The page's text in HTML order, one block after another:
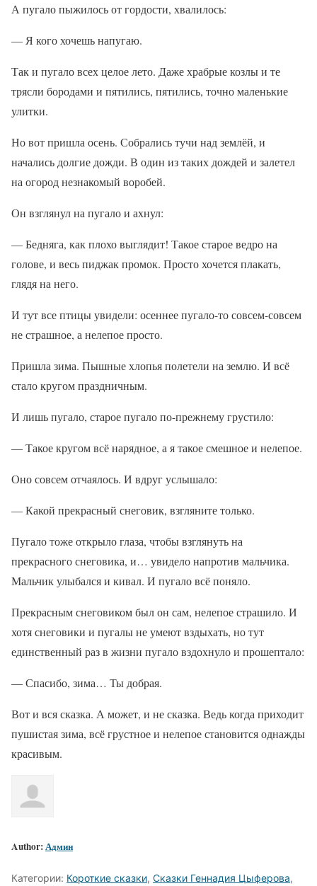
А пугало пыжилось от гордости, хвалилось:
— Я кого хочешь напугаю.
Так и пугало всех целое лето. Даже храбрые козлы и те
трясли бородами и пятились, пятились, точно маленькие
улитки.
Но вот пришла осень. Собрались тучи над землёй, и
начались долгие дожди. В один из таких дождей и залетел
на огород незнакомый воробей.
Он взглянул на пугало и ахнул:
— Бедняга, как плохо выглядит! Такое старое ведро на
голове, и весь пиджак промок. Просто хочется плакать,
глядя на него.
И тут все птицы увидели: осеннее пугало-то совсем-совсем
не страшное, а нелепое просто.
Пришла зима. Пышные хлопья полетели на землю. И всё
стало кругом праздничным.
И лишь пугало, старое пугало по-прежнему грустило:
— Такое кругом всё нарядное, а я такое смешное и нелепое.
Оно совсем отчаялось. И вдруг услышало:
— Какой прекрасный снеговик, взгляните только.
Пугало тоже открыло глаза, чтобы взглянуть на
прекрасного снеговика, и… увидело напротив мальчика.
Мальчик улыбался и кивал. И пугало всё поняло.
Прекрасным снеговиком был он сам, нелепое страшило. И
хотя снеговики и пугалы не умеют вздыхать, но тут
единственный раз в жизни пугало вздохнуло и прошептало:
— Спасибо, зима… Ты добрая.
Вот и вся сказка. А может, и не сказка. Ведь когда приходит
пушистая зима, всё грустное и нелепое становится однажды
красивым.
Author:Админ
Категории: Короткие сказки, Сказки Геннадия Цыферова,